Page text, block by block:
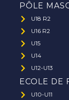
PÔLE
U18 R2
U16 R2
U15
U14
U12-U13
ECOLE DE
U10-U11